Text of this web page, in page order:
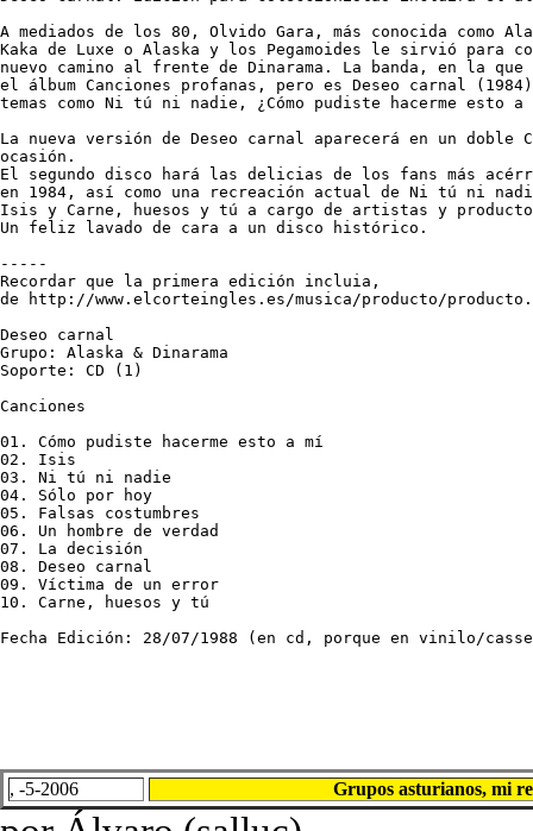
A mediados de los 80, Olvido Gara, más conocida como
Kaka de Luxe o Alaska y los Pegamoides le sirvió para
nuevo camino al frente de Dinarama. La banda, en la
el álbum Canciones profanas, pero es Deseo carnal
temas como Ni tú ni nadie, ¿Cómo pudiste hacerme esto a
La nueva versión de Deseo carnal aparecerá en un
ocasión.
El segundo disco hará las delicias de los fans más
en 1984, así como una recreación actual de Ni tú ni
Isis y Carne, huesos y tú a cargo de artistas y
Un feliz lavado de cara a un disco histórico.
-----
Recordar que la primera edición incluia,
de http://www.elcorteingles.es/musica/producto/
Deseo carnal
Grupo: Alaska & Dinarama
Soporte: CD (1)
Canciones
01. Cómo pudiste hacerme esto a mí
02. Isis
03. Ni tú ni nadie
04. Sólo por hoy
05. Falsas costumbres
06. Un hombre de verdad
07. La decisión
08. Deseo carnal
09. Víctima de un error
10. Carne, huesos y tú
Fecha Edición: 28/07/1988 (en cd, porque en vinilo/
, -5-2006 Grupos asturianos, mi